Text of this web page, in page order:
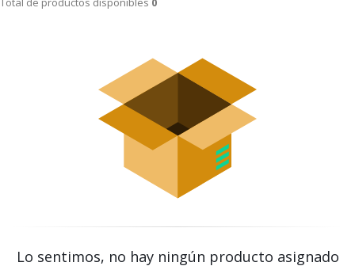
Lo sentimos, no hay ningún producto asignado